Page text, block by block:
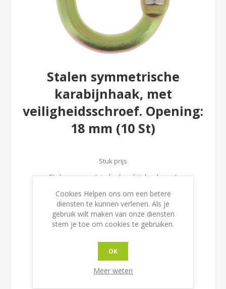
Stalen symmetrische
karabijnhaak, met
veiligheidsschroef. Opening:
18 mm (10 St)
Stuk prijs
Stalen symmetrische karabijnhaak, met
veiligheidsschroef. Opening: 18 mm
EAN: 3660514227101
Cookies Helpen ons om een betere
diensten te kunnen verlenen. Als je
gebruik wilt maken van onze diensten
stem je toe om cookies te gebruiken.
OK
Meer weten